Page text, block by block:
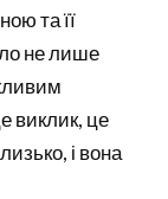
та її
не лише
виклик, це
і вона